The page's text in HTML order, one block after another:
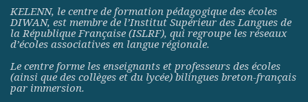
KELENN, le centre de formation pédagogique des écoles
DIWAN, est membre de l’Institut Supérieur des Langues de
la République Française (ISLRF), qui regroupe les réseaux
d’écoles associatives en langue régionale.
Le centre forme les enseignants et professeurs des écoles
(ainsi que des collèges et du lycée) bilingues breton-français
par immersion.